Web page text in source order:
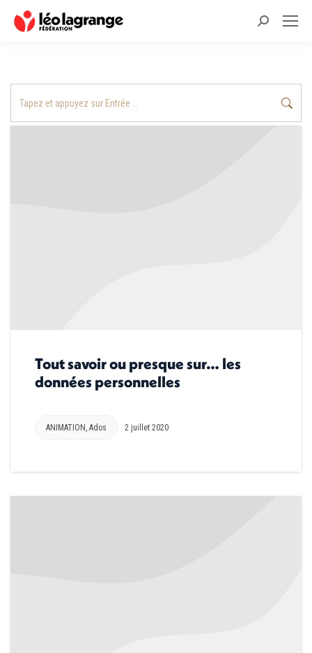
Recherche
Tout savoir ou presque sur… les
données personnelles
ANIMATION Ados 2 juillet 2020